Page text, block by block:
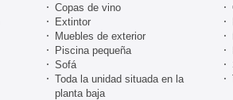
Copas de vino
Extintor
Muebles de exterior
Piscina pequeña
Sofá
Toda la unidad situada en la
planta baja